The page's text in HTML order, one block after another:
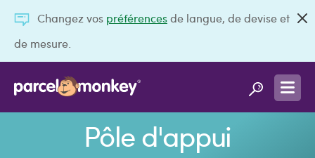
Changez vos préférencesde langue, de devise et
de mesure.
Pôle d'appui